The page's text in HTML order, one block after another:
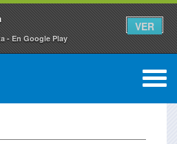
- En Google Play
VER
0